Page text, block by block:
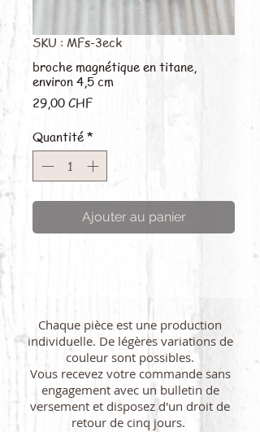
SKU : MFs-3eck
broche magnétique en titane,
environ 4,5 cm
29,00 CHFPrix
Quantité *
Ajouter au panier
Chaque pièce est une production
individuelle. De légères variations de
couleur sont possibles.
Vous recevez votre commande sans
engagement avec un bulletin de
versement et disposez d'un droit de
retour de cinq jours.